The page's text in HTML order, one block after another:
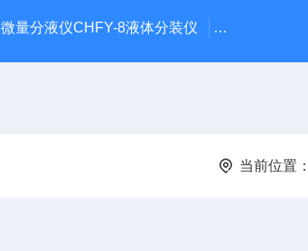
微量分液仪CHFY-8液体分装仪 全自动放射
当前位置：